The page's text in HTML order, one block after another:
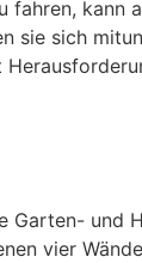
kann
sie sich
Garten- und
vier